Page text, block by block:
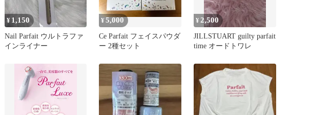
¥ 1,150
Nail Parfait ウルトラファ
インライナー
¥5,000
Ce Parfait フェイスパウダ
ー 2種セット
¥ 2,500
JILLSTUART guilty parfait
time オードトワレ